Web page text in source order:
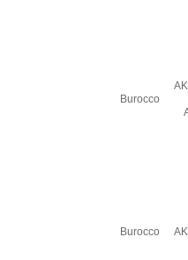
Burocco
Burocco